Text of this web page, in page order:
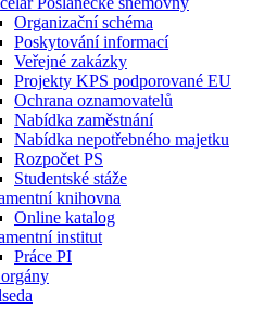
Organizační schéma
Poskytování informací
Veřejné zakázky
Projekty KPS podporované EU
Ochrana oznamovatelů
Nabídka zaměstnání
Nabídka nepotřebného majetku
Rozpočet PS
Studentské stáže
knihovna
Online katalog
institut
Práce PI